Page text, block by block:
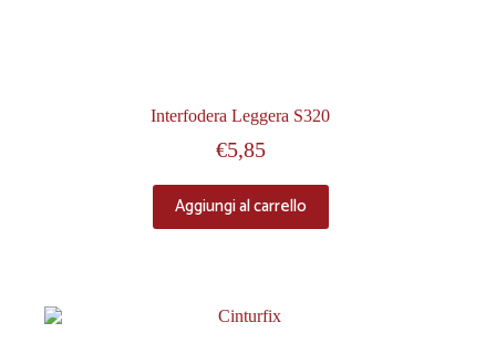
Interfodera Leggera S320
€5,85
Aggiungi al carrello